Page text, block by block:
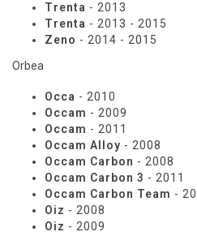
Trenta - 2013
Trenta - 2013 - 2015
Zeno - 2014 - 2015
Orbea
Occa - 2010
Occam - 2009
Occam - 2011
Occam Alloy - 2008
Occam Carbon - 2008
Occam Carbon 3 - 2011
Occam Carbon Team -
Oiz - 2008
Oiz - 2009